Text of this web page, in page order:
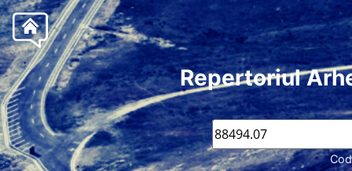
Repertoriul
Cod